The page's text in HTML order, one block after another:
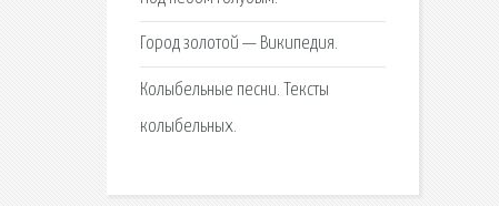
Город золотой — Википедия.
Колыбельные песни. Тексты
колыбельных.